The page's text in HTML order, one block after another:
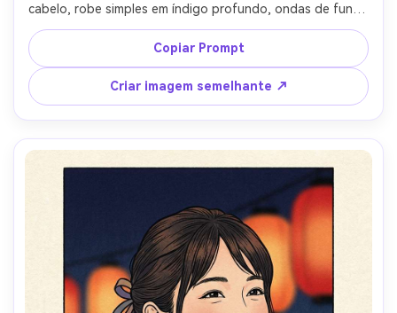
cabelo, robe simples em índigo profundo, ondas de fundo
desenhadas em arcos estilizados repetidos, céu pálido
com gradiente, contornos de tinta forte, preenchimentos
de cor plana, textura de grão de madeira, humor brisado
salgado, enquadramento de impressão tradicional com
ondas como padrão atrás da cabeça, lente de 85mm,
profundidade de campo rasa, iluminação cinematográfica
suave-AR 4:5
Copiar Prompt
Criar imagem semelhante ↗